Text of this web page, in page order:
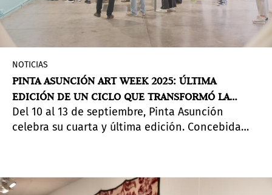
NOTICIAS
PINTA ASUNCIÓN ART WEEK 2025: ÚLTIMA
EDICIÓN DE UN CICLO QUE TRANSFORMÓ LA
ESCENA ARTÍSTICA PARAGUAYA
Del 10 al 13 de septiembre, Pinta Asunción
celebra su cuarta y última edición. Concebida
oportunidades de colaboración en Paraguay.